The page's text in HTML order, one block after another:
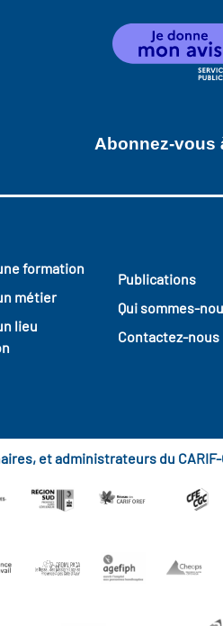
Abonnez-vous
formation
métier
lieu
Publications
Qui sommes-
Contactez-nous
et administrateurs du